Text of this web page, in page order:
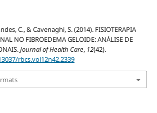
C., & Cavenaghi, S. (2014). FISIOTERAPIA
NO FIBROEDEMA GELOIDE: ANÁLISE DE
Journal of Health Care, 12(42).
rbcs.vol12n42.2339